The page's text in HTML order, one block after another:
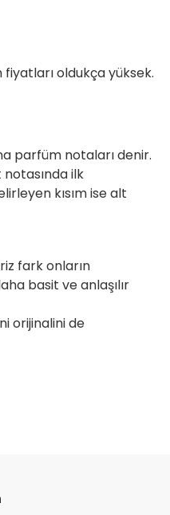
oldukça yüksek.
parfüm notaları denir.
ilk
kısım ise alt
fark onların
basit ve anlaşılır
orijinalini de